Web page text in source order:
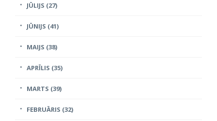
JŪLIJS (27)
JŪNIJS (41)
MAIJS (38)
APRĪLIS (35)
MARTS (39)
FEBRUĀRIS (32)